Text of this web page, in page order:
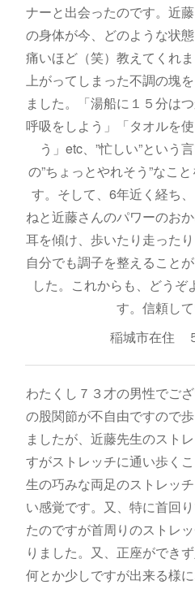
ナーと出会ったのです。近
の身体が今、どのような状
痛いほど（笑）教えてくれ
上がってしまった不調の塊
ました。「湯船に１５分は
呼吸をしよう」「タオルを
う」etc、”忙しい”という
の”ちょっとやれそう”なこ
す。そして、6年近く経ち
ねと近藤さんのパワーのお
耳を傾け、歩いたり走った
自分でも調子を整えること
した。これからも、どうぞ
す。信頼して
稲城市在住
わたくし７３才の男性でご
の股関節が不自由ですので
ましたが、近藤先生のスト
すがストレッチに通い歩く
生の巧みな両足のストレッ
い感覚です。又、特に首回
たのですが首周りのストレ
りました。又、正座ができ
何とか少しですが出来る様